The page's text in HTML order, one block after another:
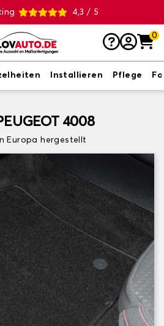
4,3 / 5
0
Installieren Pflege
4008
Europa hergestellt